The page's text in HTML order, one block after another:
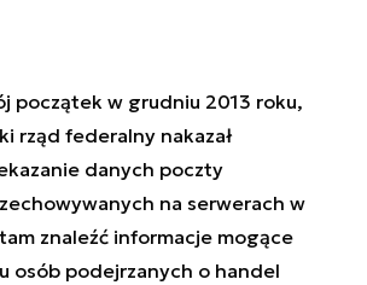
początek w grudniu 2013 roku,
rząd federalny nakazał
danych poczty
na serwerach w
znaleźć informacje mogące
osób podejrzanych o handel